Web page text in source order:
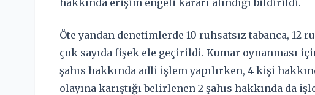
hakkında erişim engeli kararı alındığı bildirildi.
Öte yandan denetimlerde 10 ruhsatsız tabanca, 12
çok sayıda fişek ele geçirildi. Kumar oynanması
şahıs hakkında adli işlem yapılırken, 4 kişi
olayına karıştığı belirlenen 2 şahıs hakkında da